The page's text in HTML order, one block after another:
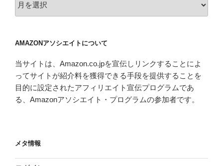
ー
ブ
AMAZONアソシエイトについて
当サイトは、Amazon.co.jpを宣伝しリンクすることによ
ってサイトが紹介料を獲得できる手段を提供することを
目的に設定されたアフィリエイト宣伝プログラムであ
る、Amazonアソシエイト・プログラムの参加者です。
メタ情報